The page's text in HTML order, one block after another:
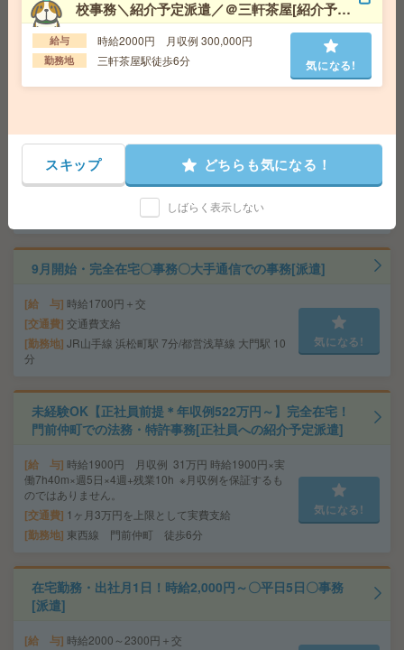
のではありません。
交通費 1ヶ月3万円を上限として実費支給
勤務地 東西線 門前仲町 徒歩6分
気になる!
給 与 時給1900円＋交
交通費 交通費別途支給
JR山手線 池袋駅 8分/東京メトロ有楽町線 東
9月開始・完全在宅〇事務〇大手通信での事務[派遣]
給 与 時給1700円＋交
交通費 交通費支給
勤務地 JR山手線 浜松町駅 7分/都営浅草線 大門駅 10
分
気になる!
未経験OK【正社員前提＊年収例522万円～】完全在宅！
門前仲町での法務・特許事務[正社員への紹介予定派遣]
給 与 時給1900円 月収例 31万円 時給1900円×実
働7h40m×週5日×4週+残業10h ※月収例を保証するも
のではありません。
交通費 1ヶ月3万円を上限として実費支給
勤務地 東西線 門前仲町 徒歩6分
気になる!
在宅勤務・出社月1日！時給2,000円～〇平日5日〇事務
[派遣]
給 与 時給2000～2300円＋交
校事務＼紹介予定派遣／＠三軒茶屋[紹介予定
派遣]
給与 時給2000円 月収例 300,000円
勤務地 三軒茶屋駅徒歩6分 気になる!
スキップ どちらも気になる！
しばらく表示しない